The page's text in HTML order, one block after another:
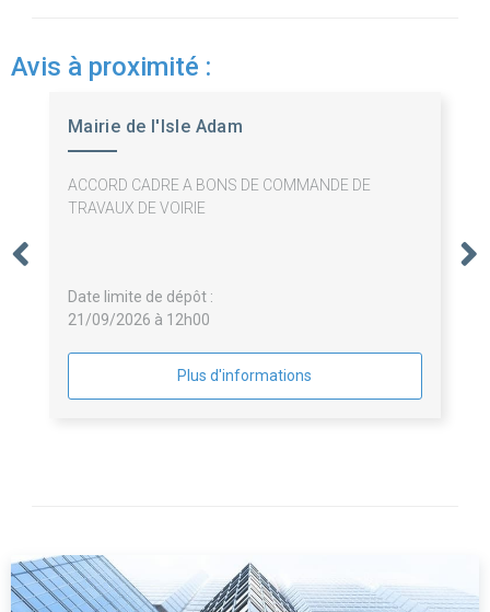
Avis à proximité :
Mairie de l'Isle Adam
ACCORD CADRE A BONS DE COMMANDE DE
TRAVAUX DE VOIRIE
Date limite de dépôt :
21/09/2026 à 12h00
Plus d'informations